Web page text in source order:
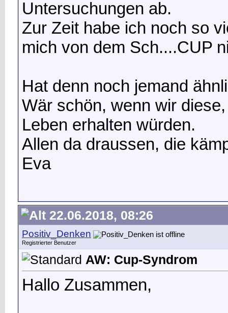
Untersuchungen ab.
Zur Zeit habe ich noch so
mich von dem Sch....CUP
Hat denn noch jemand
Wär schön, wenn wir
Leben erhalten würden.
Allen da draussen, die
Eva
22.06.2018, 08:26
Positiv_Denken
Registrierter Benutzer
AW: Cup-Syndrom
Hallo Zusammen,